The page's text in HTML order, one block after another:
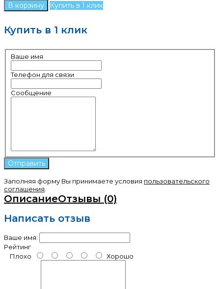
Купить в 1 клик
Купить в 1 клик
Ваше имя
Телефон для связи
Сообщение
Заполняя форму Вы принимаете условия пользовательского
соглашения
ОписаниеОтзывы (0)
Написать отзыв
Ваше имя:
Рейтинг
Плохо
Хорошо